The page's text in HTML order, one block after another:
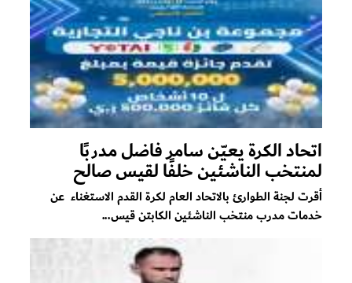
اتحاد الكرة يعيّن سامر فاضل مدربًا
لمنتخب الناشئين خلفًا لقيس صالح
أقرت لجنة الطوارئ بالاتحاد العام لكرة القدم الاستغناء عن
خدمات مدرب منتخب الناشئين الكابتن قيس...